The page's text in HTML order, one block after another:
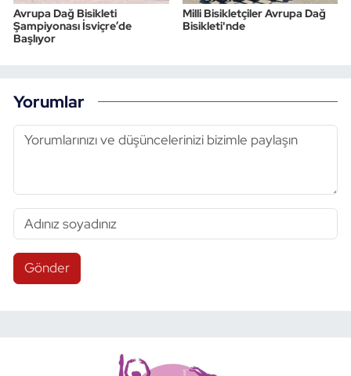
Avrupa Dağ Bisikleti
Şampiyonası İsviçre’de
Başlıyor
Milli Bisikletçiler Avrupa Dağ
Bisikleti'nde
Yorumlar
Gönder